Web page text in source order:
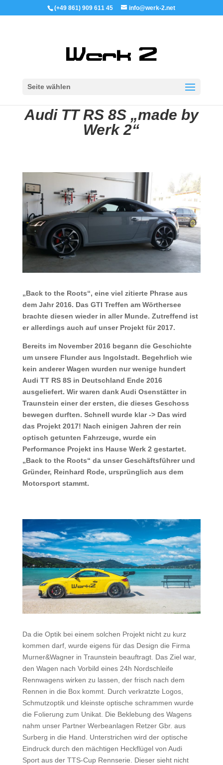
(+49 861) 909 611 45 info@werk-2.net
Seite wählen
Audi TT RS 8S „made by
Werk 2“
„Back to the Roots“, eine viel zitierte Phrase aus
dem Jahr 2016. Das GTI Treffen am Wörthersee
brachte diesen wieder in aller Munde. Zutreffend ist
er allerdings auch auf unser Projekt für 2017.
Bereits im November 2016 begann die Geschichte
um unsere Flunder aus Ingolstadt. Begehrlich wie
kein anderer Wagen wurden nur wenige hundert
Audi TT RS 8S in Deutschland Ende 2016
ausgeliefert. Wir waren dank Audi Osenstätter in
Traunstein einer der ersten, die dieses Geschoss
bewegen durften. Schnell wurde klar -> Das wird
das Projekt 2017! Nach einigen Jahren der rein
optisch getunten Fahrzeuge, wurde ein
Performance Projekt ins Hause Werk 2 gestartet.
„Back to the Roots“ da unser Geschäftsführer und
Gründer, Reinhard Rode, ursprünglich aus dem
Motorsport stammt.
Da die Optik bei einem solchen Projekt nicht zu kurz
kommen darf, wurde eigens für das Design die Firma
Murner&Wagner in Traunstein beauftragt. Das Ziel war,
den Wagen nach Vorbild eines 24h Nordschleife
Rennwagens wirken zu lassen, der frisch nach dem
Rennen in die Box kommt. Durch verkratzte Logos,
Schmutzoptik und kleinste optische schrammen wurde
die Folierung zum Unikat. Die Beklebung des Wagens
nahm unser Partner Werbeanlagen Retzer Gbr. aus
Surberg in die Hand. Unterstrichen wird der optische
Eindruck durch den mächtigen Heckflügel von Audi
Sport aus der TTS-Cup Rennserie. Dieser sieht nicht